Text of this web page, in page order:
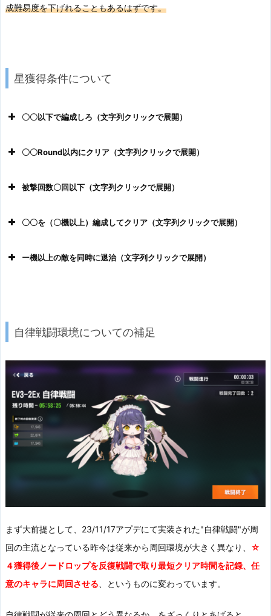
成難易度を下げれることもあるはずです。
星獲得条件について
〇〇以下で編成しろ（文字列クリックで展開）
実はバイオロイド
バイオロイドが０でも３以下なので問題ない
〇〇Round以内にクリア（文字列クリックで展開）
2Wave目
だけ3Roundを超過してしまっているのでアウト
被撃回数〇回以下（文字列クリックで展開）
全Wave通しての被弾（ダメージを受けた/味方のスキル
〇〇を（〇機以上）編成してクリア（文字列クリックで展開）
２部隊以上で出撃しても獲得可能
うにバイオロイド４体の編成、ＡＧＳ４体の編成の２つの部隊
ー機以上の敵を同時に退治（文字列クリックで展開）
特定のWaveだけ
戦闘開始直後の1Round目
自律戦闘環境についての補足
まず大前提として、23/11/17アプデにて実装された"自律戦闘"が周
回の主流となっている昨今は従来から周回環境が大きく異なり、 ☆
４獲得後ノードロップを反復戦闘で取り最短クリア時間を記録、任
意のキャラに周回させる 、というものに変わっています。